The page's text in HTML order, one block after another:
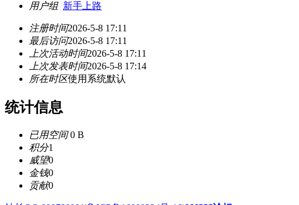
用户组 新手上路
注册时间2026-5-8 17:11
最后访问2026-5-8 17:11
上次活动时间2026-5-8 17:11
上次发表时间2026-5-8 17:14
所在时区使用系统默认
统计信息
已用空间0 B
积分1
威望0
金钱0
贡献0